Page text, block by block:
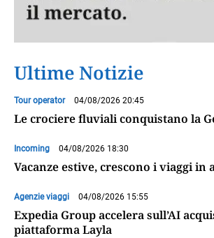
Ultime Notizie
Tour operator 04/08/2026 20:45
Le crociere fluviali conquistano la
Incoming 04/08/2026 18:30
Vacanze estive, crescono i viaggi in
Agenzie viaggi 04/08/2026 15:55
Expedia Group accelera sull’AI
piattaforma Layla